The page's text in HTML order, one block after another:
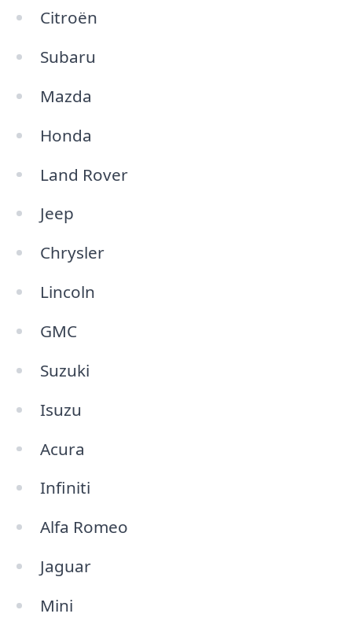
Citroën
Subaru
Mazda
Honda
Land Rover
Jeep
Chrysler
Lincoln
GMC
Suzuki
Isuzu
Acura
Infiniti
Alfa Romeo
Jaguar
Mini